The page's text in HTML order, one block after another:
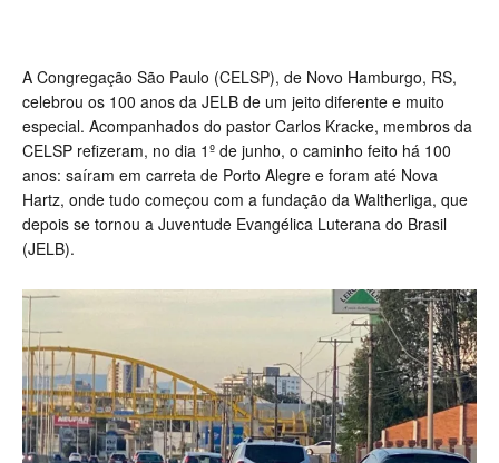
A Congregação São Paulo (CELSP), de Novo Hamburgo, RS,
celebrou os 100 anos da JELB de um jeito diferente e muito
especial. Acompanhados do pastor Carlos Kracke, membros da
CELSP refizeram, no dia 1º de junho, o caminho feito há 100
anos: saíram em carreta de Porto Alegre e foram até Nova
Hartz, onde tudo começou com a fundação da Waltherliga, que
depois se tornou a Juventude Evangélica Luterana do Brasil
(JELB).